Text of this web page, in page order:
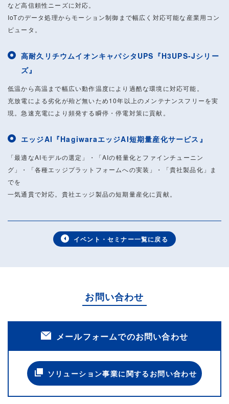
など高信頼性ニーズに対応。
IoTのデータ処理からモーション制御まで幅広く対応可能な産業用コン
ピュータ。
高耐久リチウムイオンキャパシタUPS『H3UPS-Jシリー
ズ』
低温から高温まで幅広い動作温度により過酷な環境に対応可能。
充放電による劣化が殆ど無いため10年以上のメンテナンスフリーを実
現。急速充電により頻発する瞬停・停電対策に貢献。
エッジAI『HagiwaraエッジAI短期量産化サービス』
「最適なAIモデルの選定」・「AIの軽量化とファインチューニン
グ」・「各種エッジプラットフォームへの実装」・「貴社製品化」ま
でを
一気通貫で対応。貴社エッジ製品の短期量産化に貢献。
イベント・セミナー一覧に戻る
お問い合わせ
メールフォームでのお問い合わせ
ソリューション事業に関するお問い合わせ